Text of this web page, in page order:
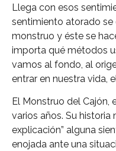
Llega con esos
sentimiento atorado se
monstruo y éste se
importa qué métodos
vamos al fondo, al
entrar en nuestra vida,
El Monstruo del Cajón,
varios años. Su historia
explicación” alguna
enojada ante una